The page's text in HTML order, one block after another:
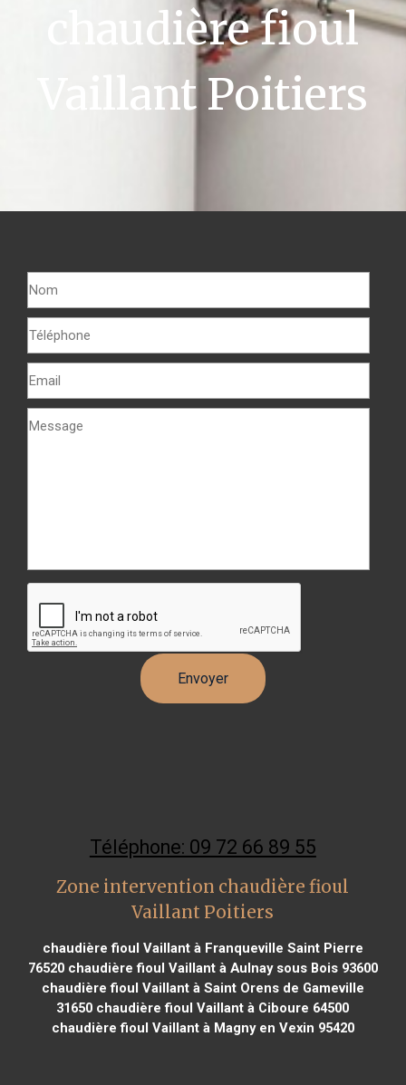
chaudière fioul
Vaillant Poitiers
Téléphone: 09 72 66 89 55
Zone intervention chaudière fioul
Vaillant Poitiers
chaudière fioul Vaillant à Franqueville Saint Pierre
76520chaudière fioul Vaillant à Aulnay sous Bois 93600
chaudière fioul Vaillant à Saint Orens de Gameville
31650 chaudière fioul Vaillant à Ciboure 64500
chaudière fioul Vaillant à Magny en Vexin 95420